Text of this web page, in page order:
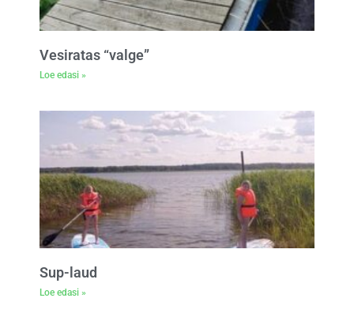
Vesiratas “valge”
Loe edasi »
Sup-laud
Loe edasi »